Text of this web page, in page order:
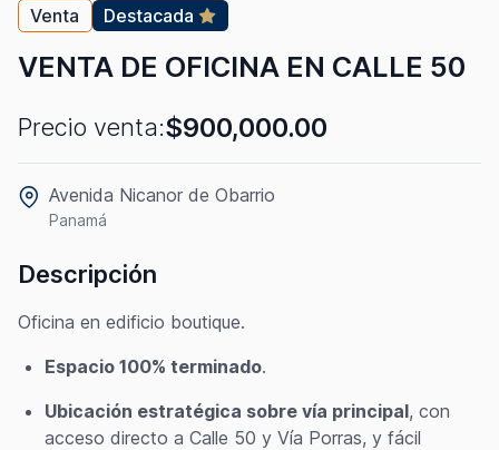
Venta Destacada
VENTA DE OFICINA EN CALLE 50
Precio venta:$900,000.00
Avenida Nicanor de Obarrio
Panamá
Descripción
Oficina en edificio boutique.
Espacio 100% terminado.
Ubicación estratégica sobre vía principal, con
acceso directo a Calle 50 y Vía Porras, y fácil